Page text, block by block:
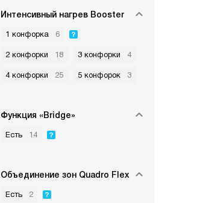
Интенсивный нагрев Booster
1 конфорка 6
2 конфорки 18 3 конфорки 4
4 конфорки 25 5 конфорок 3
Функция «Bridge»
Есть 14
Объединение зон Quadro Flex
Есть 2